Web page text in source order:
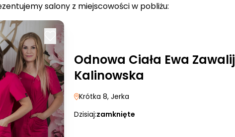
salony z miejscowości w pobliżu:
Odnowa Ciała Ewa Zawalij
Kalinowska
Krótka 8, Jerka
Dzisiaj:zamknięte